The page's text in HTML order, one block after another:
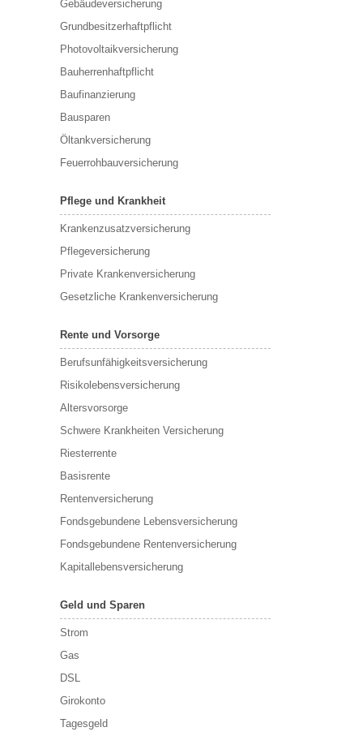
Gebäudeversicherung
Grundbesitzerhaftpflicht
Photovoltaikversicherung
Bauherrenhaftpflicht
Baufinanzierung
Bausparen
Öltankversicherung
Feuerrohbauversicherung
Pflege und Krankheit
Krankenzusatzversicherung
Pflegeversicherung
Private Krankenversicherung
Gesetzliche Krankenversicherung
Rente und Vorsorge
Berufs­unfähigkeitsversicherung
Risikolebensversicherung
Altersvorsorge
Schwere Krankheiten Versicherung
Riesterrente
Basisrente
Rentenversicherung
Fondsgebundene Lebensversicherung
Fondsgebundene Rentenversicherung
Kapitallebensversicherung
Geld und Sparen
Strom
Gas
DSL
Girokonto
Tagesgeld